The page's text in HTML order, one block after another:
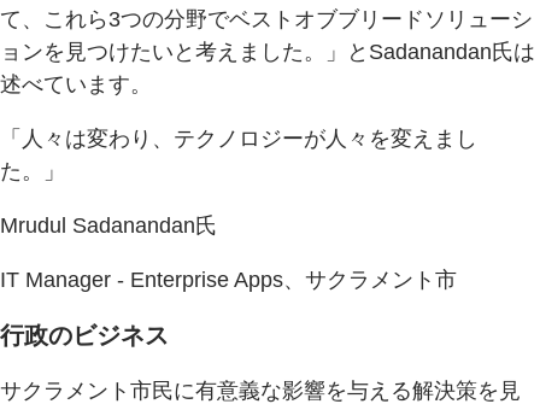
て、これら3つの分野でベストオブブリードソリューシ
ョンを見つけたいと考えました。」とSadanandan氏は
述べています。
「人々は変わり、テクノロジーが人々を変えまし
た。」
Mrudul Sadanandan氏
IT Manager - Enterprise Apps、サクラメント市
行政のビジネス
サクラメント市民に有意義な影響を与える解決策を見